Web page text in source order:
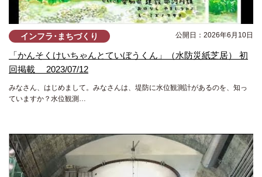
インフラ･まちづくり 公開日：2026年6月10日
「かんそくけいちゃんとていぼうくん」（水防災紙芝居） 初
回掲載 2023/07/12
みなさん、はじめまして。みなさんは、堤防に水位観測計があるのを、知っ
ていますか？水位観測…